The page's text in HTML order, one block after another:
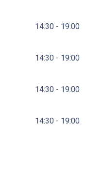
14:30 - 19:00
14:30 - 19:00
14:30 - 19:00
14:30 - 19:00